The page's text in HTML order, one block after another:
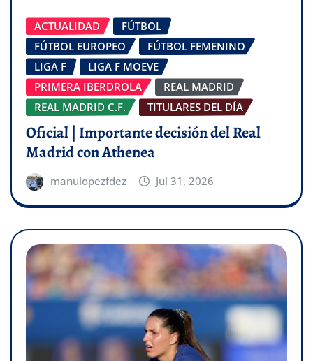
ACTUALIDAD
FÚTBOL
FÚTBOL EUROPEO
FÚTBOL FEMENINO
LIGA F
LIGA F MOEVE
PRIMERA IBERDROLA
REAL MADRID
REAL MADRID C.F.
TITULARES DEL DÍA
Oficial | Importante decisión del Real
Madrid con Athenea
manulopezfdez Jul 31, 2026